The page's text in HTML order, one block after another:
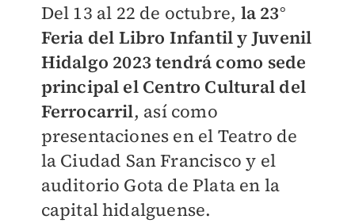
Del 13 al 22 de octubre, la 23°
Feria del Libro Infantil y Juvenil
Hidalgo 2023 tendrá como sede
principal el Centro Cultural del
Ferrocarril, así como
presentaciones en el Teatro de
la Ciudad San Francisco y el
auditorio Gota de Plata en la
capital hidalguense.